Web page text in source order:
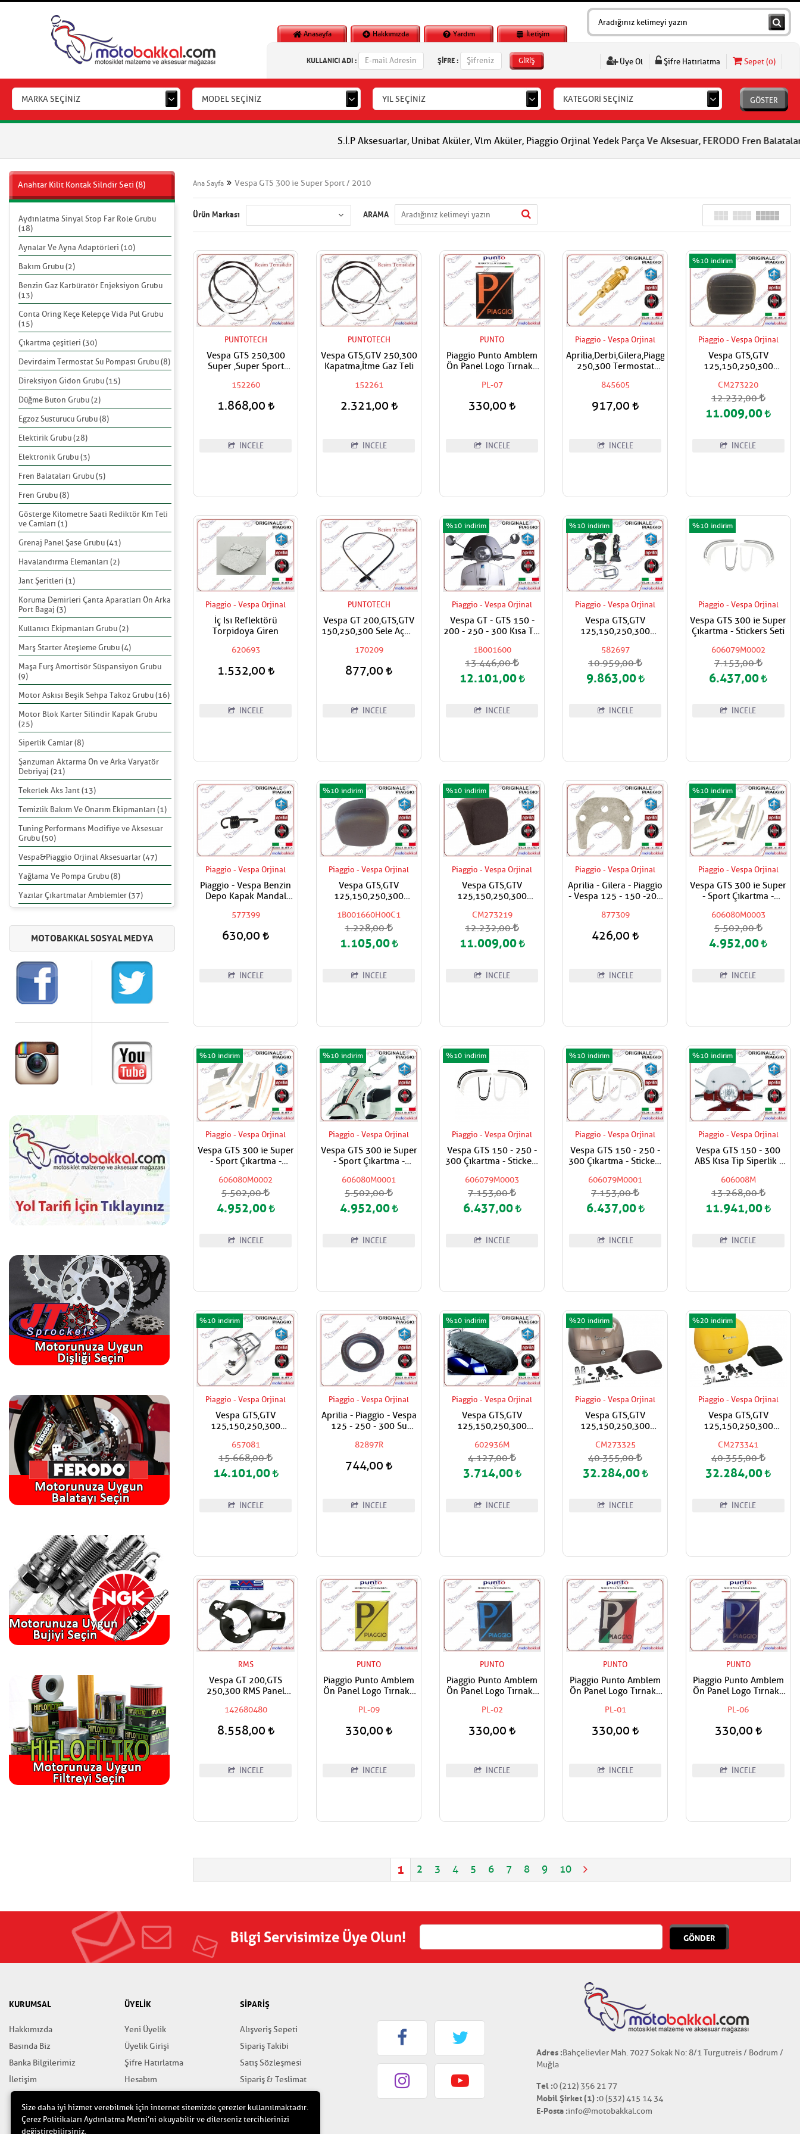
Anasayfa Hakkımızda Yardım İletişim
KULLANICI ADI : ŞİFRE : GİRİŞ Üye Ol Şifre Hatırlatma Sepet (0)
MARKA SEÇİNİZ MODEL SEÇİNİZ YIL SEÇİNİZ KATEGORİ SEÇİNİZ GÖSTER
S.İ.P Aksesuarlar, Unibat Aküler, Vlm Aküler, Piaggio Orjinal Yedek Parça Ve Aksesuar, FERODO Fren Balataları,
Anahtar Kilit Kontak Silndir Seti (8)
Aydınlatma Sinyal Stop Far Role Grubu
(18)
Aynalar Ve Ayna Adaptörleri (10)
Bakım Grubu (2)
Benzin Gaz Karbüratör Enjeksiyon Grubu
(13)
Conta Oring Keçe Kelepçe Vida Pul Grubu
(15)
Çıkartma çeşitleri (30)
Devirdaim Termostat Su Pompası Grubu (8)
Direksiyon Gidon Grubu (15)
Düğme Buton Grubu (2)
Egzoz Susturucu Grubu (8)
Elektirik Grubu (28)
Elektronik Grubu (3)
Fren Balataları Grubu (5)
Fren Grubu (8)
Gösterge Kilometre Saati Rediktör Km Teli
ve Camları (1)
Grenaj Panel Şase Grubu (41)
Havalandırma Elemanları (2)
Jant Şeritleri (1)
Koruma Demirleri Çanta Aparatları Ön Arka
Port Bagaj (3)
Kullanıcı Ekipmanları Grubu (2)
Marş Starter Ateşleme Grubu (4)
Maşa Furş Amortisör Süspansiyon Grubu
(9)
Motor Askısı Beşik Sehpa Takoz Grubu (16)
Motor Blok Karter Silindir Kapak Grubu
(25)
Siperlik Camlar (8)
Şanzuman Aktarma Ön ve Arka Varyatör
Debriyaj (21)
Tekerlek Aks Jant (13)
Temizlik Bakım Ve Onarım Ekipmanları (1)
Tuning Performans Modifiye ve Aksesuar
Grubu (50)
Vespa&Piaggio Orjinal Aksesuarlar (47)
Yağlama Ve Pompa Grubu (8)
Yazılar Çıkartmalar Amblemler (37)
Ana Sayfa Vespa GTS 300 ie Super Sport / 2010
Ürün Markası ARAMA
PUNTOTECH
Vespa GTS 250,300
Super ,Super Sport
Çekme Gaz Teli
152260
1.868,00
İNCELE
PUNTOTECH
Vespa GTS,GTV 250,300
Kapatma,İtme Gaz Teli
152261
2.321,00
İNCELE
PUNTO
Piaggio Punto Amblem
Ön Panel Logo Tırnaklı
Tip Mat Turuncu-siyah
PL-07
330,00
İNCELE
Piaggio - Vespa Orjinal
Aprilia,Derbi,Gilera,Piaggio,Vespa
250,300 Termostat
845605
917,00
İNCELE
Piaggio - Vespa Orjinal
Vespa GTS,GTV
125,150,250,300
Çanta İçin Sırt Dayama
Pad CM273220
CM273220
%10
12.232,00
11.009,00
İNCELE
Piaggio - Vespa Orjinal
İç Isı Reflektörü
Torpidoya Giren
620693
1.532,00
İNCELE
PUNTOTECH
Vespa GT 200,GTS,GTV
150,250,300 Sele Açma
170209
877,00
İNCELE
Piaggio - Vespa Orjinal
Vespa GT - GTS 150 -
200 - 250 - 300 Kısa Tip
1B001600
%10
13.446,00
12.101,00
İNCELE
Piaggio - Vespa Orjinal
Vespa GTS,GTV
125,150,250,300
Alarm Sistemi
582697
%10
10.959,00
9.863,00
İNCELE
Piaggio - Vespa Orjinal
Vespa GTS 300 ie Super
Çıkartma - Stickers Seti
606079M0002
%10
7.153,00
6.437,00
İNCELE
Piaggio - Vespa Orjinal
Piaggio - Vespa Benzin
Depo Kapak Mandal
577399
630,00
İNCELE
Piaggio - Vespa Orjinal
Vespa GTS,GTV
125,150,250,300
Çanta İçin Sırt Dayama
Pad / Koyu Kahverengi
1B001660H00C1
%10
1.228,00
1.105,00
İNCELE
Piaggio - Vespa Orjinal
Vespa GTS,GTV
125,150,250,300
Çanta İçin Sırt Dayama
Pad / Koyu Kahverengi
CM273219
%10
12.232,00
11.009,00
İNCELE
Piaggio - Vespa Orjinal
Aprilia - Gilera - Piaggio
- Vespa 125 - 150 -200
Mili Ara Hilali
877309
426,00
İNCELE
Piaggio - Vespa Orjinal
Vespa GTS 300 ie Super
- Sport Çıkartma -
606080M0003
%10
5.502,00
4.952,00
İNCELE
Piaggio - Vespa Orjinal
Vespa GTS 300 ie Super
- Sport Çıkartma -
606080M0002
%10
5.502,00
4.952,00
İNCELE
Piaggio - Vespa Orjinal
Vespa GTS 300 ie Super
- Sport Çıkartma -
606080M0001
%10
5.502,00
4.952,00
İNCELE
Piaggio - Vespa Orjinal
Vespa GTS 150 - 250 -
300 Çıkartma - Stickers
606079M0003
%10
7.153,00
6.437,00
İNCELE
Piaggio - Vespa Orjinal
Vespa GTS 150 - 250 -
300 Çıkartma - Stickers
606079M0001
%10
7.153,00
6.437,00
İNCELE
Piaggio - Vespa Orjinal
Vespa GTS 150 - 300
ABS Kısa Tip Siperlik -
606008M
%10
13.268,00
11.941,00
İNCELE
Piaggio - Vespa Orjinal
Vespa GTS,GTV
125,150,250,300
Piaggio,Vespa Orjinal
Çanta Aparatı
657081
%10
15.668,00
14.101,00
İNCELE
Piaggio - Vespa Orjinal
Aprilia - Piaggio - Vespa
125 - 250 - 300 Su
82897R
744,00
İNCELE
Piaggio - Vespa Orjinal
Vespa GTS,GTV
125,150,250,300
Yağmur Geçirmez Sele
Koruyucu Örtü Kılıf
602936M
%10
4.127,00
3.714,00
İNCELE
Piaggio - Vespa Orjinal
Vespa GTS,GTV
125,150,250,300
Çanta Kahverengi Renk
Boya Kod:129/A Koyu
Kahverengi Sırt Pedli
CM273325
%20
40.355,00
32.284,00
İNCELE
Piaggio - Vespa Orjinal
Vespa GTS,GTV
125,150,250,300
Çanta Mat Sarı Renk
Boya Kod:974/A Siyah
Sırt Pedli
CM273341
%20
40.355,00
32.284,00
İNCELE
RMS
Vespa GT 200,GTS
250,300 RMS Panel
Paneli Ön Boyasız
142680480
8.558,00
İNCELE
PUNTO
Piaggio Punto Amblem
Ön Panel Logo Tırnaklı
Tip Sarı - Siyah
PL-09
330,00
İNCELE
PUNTO
Piaggio Punto Amblem
Ön Panel Logo Tırnaklı
Tip Siyah - Mavi
PL-02
330,00
İNCELE
PUNTO
Piaggio Punto Amblem
Ön Panel Logo Tırnaklı
Tip İtaiyan Bayrak
PL-01
330,00
İNCELE
PUNTO
Piaggio Punto Amblem
Ön Panel Logo Tırnaklı
Tip Gece mavi-Gümüş
PL-06
330,00
İNCELE
1 2 3 4 5 6 7 8 9 10
Bilgi Servisimize Üye Olun! GÖNDER
KURUMSAL
Hakkımızda
Basında Biz
Banka Bilgilerimiz
İletişim
ÜYELİK
Yeni Üyelik
Üyelik Girişi
Şifre Hatırlatma
Hesabım
SİPARİŞ
Alışveriş Sepeti
Sipariş Takibi
Satış Sözleşmesi
Sipariş & Teslimat
Yardım
Adres :Bahçelievler Mah. 7027 Sokak No: 8/1 Turgutreis / Bodrum /
Muğla
Tel :0 (212) 356 21 77
Mobil Şirket (1) :0 (532) 415 14 34
E-Posta :info@motobakkal.com
Size daha iyi hizmet verebilmek için internet sitemizde çerezler kullanılmaktadır.
Çerez Politikaları Aydınlatma Metni’ni okuyabilir ve dilerseniz tercihlerinizi
değiştirebilirsiniz.